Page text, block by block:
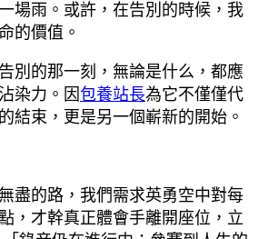
場雨。或許，在告別的時候，我
的價值。
別的那一刻，無論是什么，都應
染力。因包養站長為它不僅僅代
結束，更是另一個嶄新的開始。
盡的路，我們需求英勇空中對每
，才幹真正體會手離開座位，立